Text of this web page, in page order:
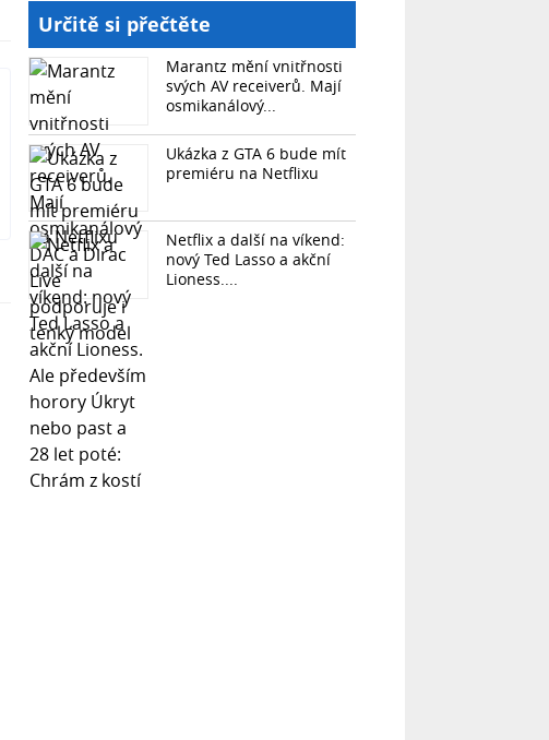
Určitě si přečtěte
Marantz mění vnitřnosti
svých AV receiverů. Mají
osmikanálový...
Ukázka z GTA 6 bude mít
premiéru na Netflixu
Netflix a další na víkend:
nový Ted Lasso a akční
Lioness....